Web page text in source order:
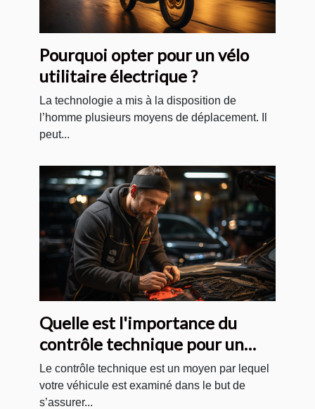
Pourquoi opter pour un vélo
utilitaire électrique ?
La technologie a mis à la disposition de
l’homme plusieurs moyens de déplacement. Il
peut...
Quelle est l'importance du
contrôle technique pour un
véhicule ?
Le contrôle technique est un moyen par lequel
votre véhicule est examiné dans le but de
s’assurer...